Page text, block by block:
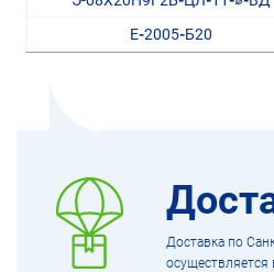
Е-2005-Б20
Доставка по
осуществляется